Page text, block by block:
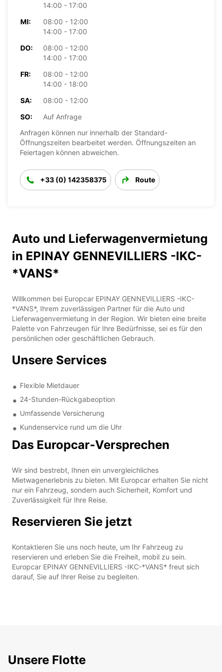
14:00 - 17:00
MI:
08:00 - 12:00
14:00 - 17:00
DO:
08:00 - 12:00
14:00 - 17:00
FR:
08:00 - 12:00
14:00 - 18:00
SA:
08:00 - 12:00
SO:
Auf Anfrage
Anfragen können nur innerhalb der Standard-
Öffnungszeiten bearbeitet werden. Öffnungszeiten an
Feiertagen können abweichen.
+33 (0) 142358375 Route
Auto und Lieferwagenvermietung
in EPINAY GENNEVILLIERS -IKC-
*VANS*
Willkommen bei Europcar EPINAY GENNEVILLIERS -IKC-
*VANS*, Ihrem zuverlässigen Partner für die Auto und
Lieferwagenvermietung in der Region. Wir bieten eine breite
Palette von Fahrzeugen für Ihre Bedürfnisse, sei es für den
persönlichen oder geschäftlichen Gebrauch.
Unsere Services
Flexible Mietdauer
24-Stunden-Rückgabeoption
Umfassende Versicherung
Kundenservice rund um die Uhr
Das Europcar-Versprechen
Wir sind bestrebt, Ihnen ein unvergleichliches
Mietwagenerlebnis zu bieten. Mit Europcar erhalten Sie nicht
nur ein Fahrzeug, sondern auch Sicherheit, Komfort und
Zuverlässigkeit für Ihre Reise.
Reservieren Sie jetzt
Kontaktieren Sie uns noch heute, um Ihr Fahrzeug zu
reservieren und erleben Sie die Freiheit, mobil zu sein.
Europcar EPINAY GENNEVILLIERS -IKC-*VANS* freut sich
darauf, Sie auf Ihrer Reise zu begleiten.
Unsere Flotte